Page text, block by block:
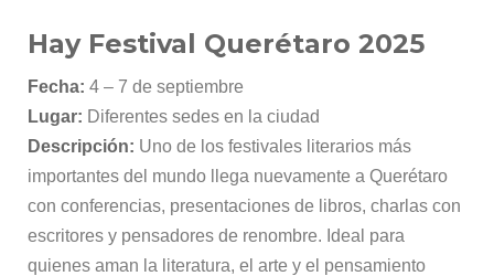
Hay Festival Querétaro 2025
Fecha: 4 – 7 de septiembre
Lugar: Diferentes sedes en la ciudad
Descripción: Uno de los festivales literarios más
importantes del mundo llega nuevamente a Querétaro
con conferencias, presentaciones de libros, charlas con
escritores y pensadores de renombre. Ideal para
quienes aman la literatura, el arte y el pensamiento